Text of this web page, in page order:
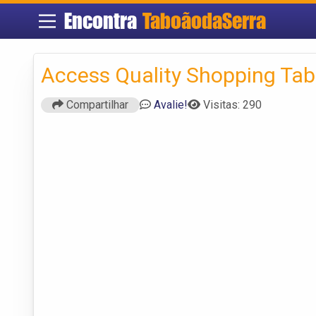
Encontra TaboãodaSerra
Access Quality Shopping
Compartilhar Avalie! Visitas: 290